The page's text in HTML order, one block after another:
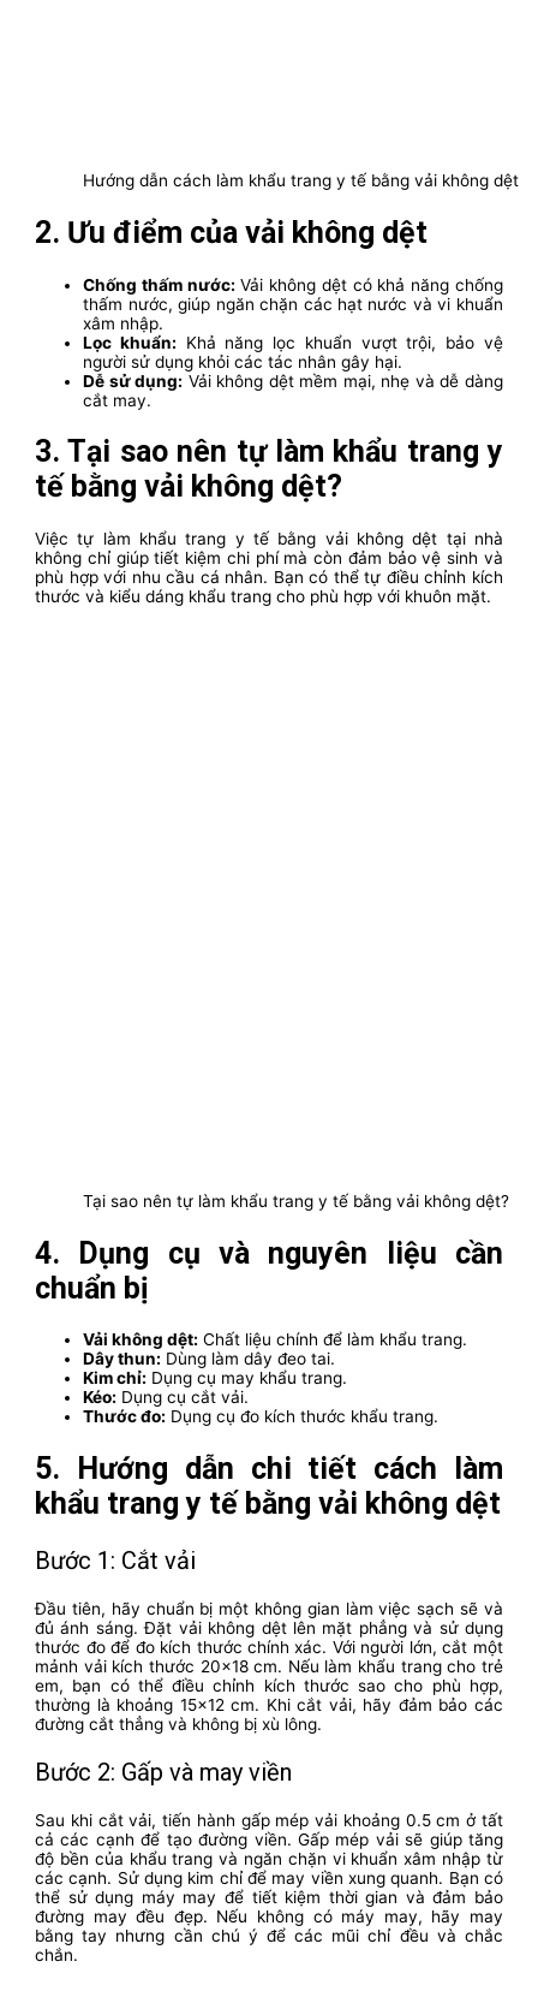
Hướng dẫn cách làm khẩu trang y tế bằng vải không dệt
2. Ưu điểm của vải không dệt
Chống thấm nước: Vải không dệt có khả năng chống
thấm nước, giúp ngăn chặn các hạt nước và vi khuẩn
xâm nhập.
Lọc khuẩn: Khả năng lọc khuẩn vượt trội, bảo vệ
người sử dụng khỏi các tác nhân gây hại.
Dễ sử dụng: Vải không dệt mềm mại, nhẹ và dễ dàng
cắt may.
3. Tại sao nên tự làm khẩu trang y
tế bằng vải không dệt?
Việc tự làm khẩu trang y tế bằng vải không dệt tại nhà
không chỉ giúp tiết kiệm chi phí mà còn đảm bảo vệ sinh và
phù hợp với nhu cầu cá nhân. Bạn có thể tự điều chỉnh kích
thước và kiểu dáng khẩu trang cho phù hợp với khuôn mặt.
Tại sao nên tự làm khẩu trang y tế bằng vải không dệt?
4. Dụng cụ và nguyên liệu cần
chuẩn bị
Vải không dệt: Chất liệu chính để làm khẩu trang.
Dây thun: Dùng làm dây đeo tai.
Kim chỉ: Dụng cụ may khẩu trang.
Kéo: Dụng cụ cắt vải.
Thước đo: Dụng cụ đo kích thước khẩu trang.
5. Hướng dẫn chi tiết cách làm
khẩu trang y tế bằng vải không dệt
Bước 1: Cắt vải
Đầu tiên, hãy chuẩn bị một không gian làm việc sạch sẽ và
đủ ánh sáng. Đặt vải không dệt lên mặt phẳng và sử dụng
thước đo để đo kích thước chính xác. Với người lớn, cắt một
mảnh vải kích thước 20×18 cm. Nếu làm khẩu trang cho trẻ
em, bạn có thể điều chỉnh kích thước sao cho phù hợp,
thường là khoảng 15×12 cm. Khi cắt vải, hãy đảm bảo các
đường cắt thẳng và không bị xù lông.
Bước 2: Gấp và may viền
Sau khi cắt vải, tiến hành gấp mép vải khoảng 0.5 cm ở tất
cả các cạnh để tạo đường viền. Gấp mép vải sẽ giúp tăng
độ bền của khẩu trang và ngăn chặn vi khuẩn xâm nhập từ
các cạnh. Sử dụng kim chỉ để may viền xung quanh. Bạn có
thể sử dụng máy may để tiết kiệm thời gian và đảm bảo
đường may đều đẹp. Nếu không có máy may, hãy may
bằng tay nhưng cần chú ý để các mũi chỉ đều và chắc
chắn.